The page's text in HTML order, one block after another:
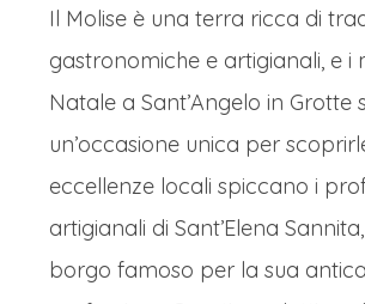
Il Molise è una terra ricca di
gastronomiche e artigianali, e i
Natale a Sant’Angelo in Grotte
un’occasione unica per
eccellenze locali spiccano i
artigianali di Sant’Elena
borgo famoso per la sua